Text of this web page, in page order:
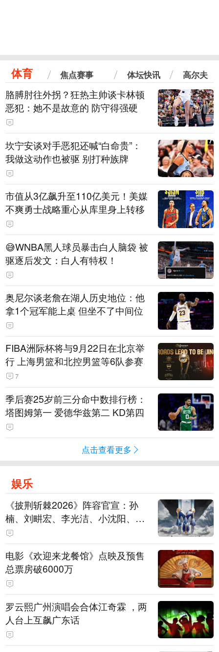
体育 焦点赛事 体坛快讯 高尔夫
胳膊肘往外拐？狂热主帅谈卡林顿
恶犯：她不是故意的 防守得强硬
坎宁安谈对手恶犯还喊“白命贵”：
我做这动作也被驱 别打种族牌
市值从3亿飙升至110亿美元！美媒
不爽勇士战略重心从库里身上转移
😅WNBA黑人球员暴击白人脑袋 被
驱逐后发文：白人有特权！
奥尼尔谈老詹在湖人历史地位：他
拿1个冠军能上桌 但坐不了中间位
FIBA洲际杯将与9月22日在北京举
行 上海男篮和北控男篮等6队参赛
7
季后赛25岁前三分命中数排行榜：
塔图姆第一 爱德华兹第二 KD第四
点击查看更多
娱乐
《披荆斩棘2026》阵容官宣：孙
楠、刘畊宏、李光洁、小沈阳、余
文乐、王传君等28位艺人
电影《欢迎来龙餐馆》点映及预售
总票房破6000万
罗云熙广州演唱会合体江奇霖 ，两
人台上互飙广东话